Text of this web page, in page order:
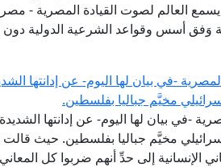
يسمع العالم لصوت القيادة المصرية -
وَفق أسس وقواعد الشرعية الدولية دون
-في بيان لها اليوم- عن إدانتها
مخيَّم جباليا بفلسطين.
-في بيان لها اليوم- عن إدانتها
مخيَّم جباليا بفلسطين. حيث
الإنسانية إلى حدِّ أنهم ضربوا كل